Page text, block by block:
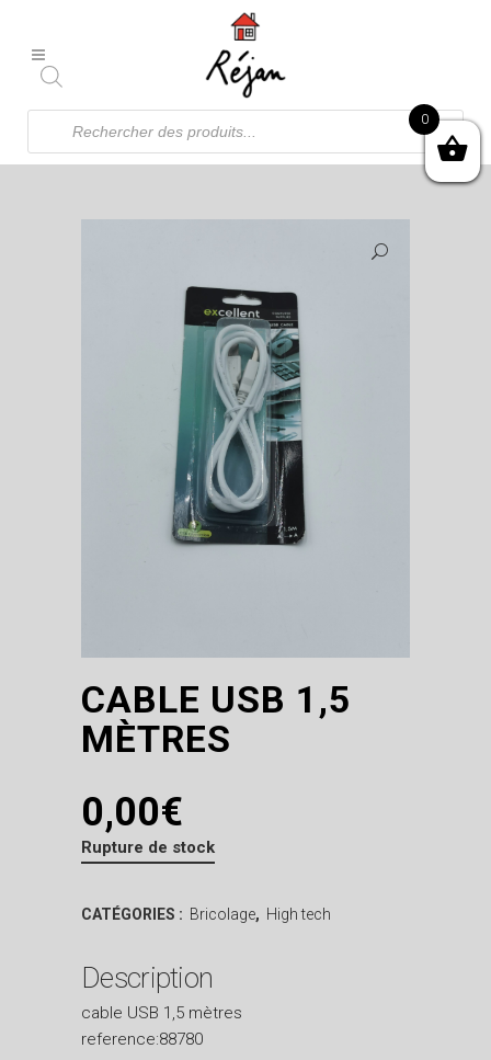
Recherche
produits
CABLE USB 1,5
MÈTRES
0,00€
Rupture de stock
CATÉGORIES : Bricolage, High tech
Description
cable USB 1,5 mètres
reference:88780
0